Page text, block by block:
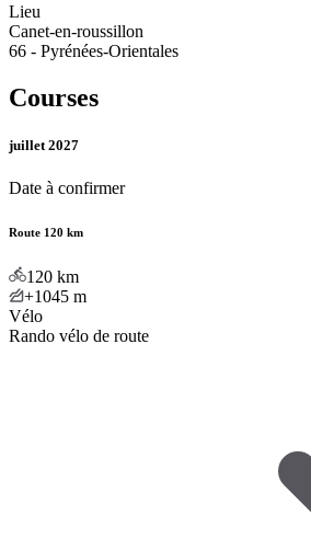
Lieu
Canet-en-roussillon
66 - Pyrénées-Orientales
Courses
juillet 2027
Date à confirmer
Route 120 km
120 km
+1045 m
Vélo
Rando vélo de route